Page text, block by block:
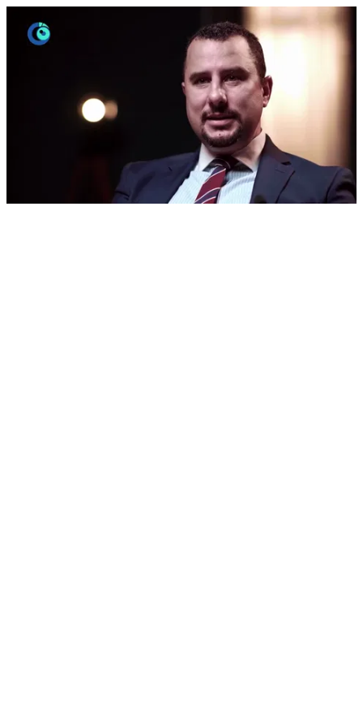
هل سمعت عن #عمليات_المياه_البيضاء بدون #غرز_جراحية ⁉️👁️